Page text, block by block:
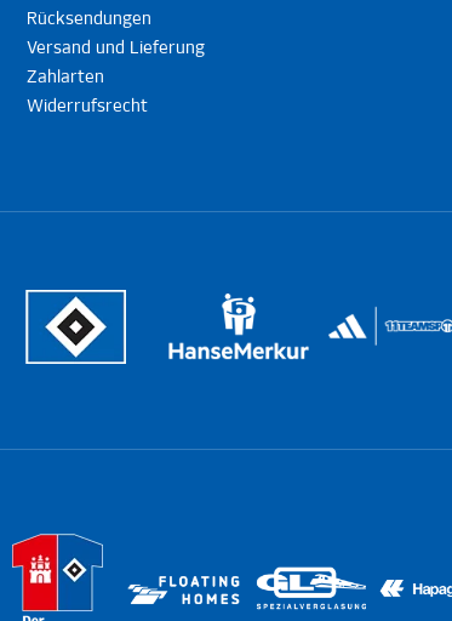
Rücksendungen
Versand und Lieferung
Zahlarten
Widerrufsrecht